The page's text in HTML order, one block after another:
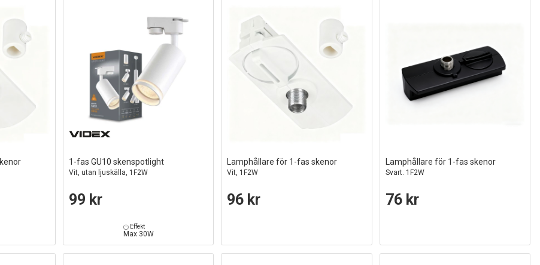
1-fas GU10 skenspotlight
Vit, utan ljuskälla, 1F2W
99 kr
Effekt
Max 30W
Lamphållare för 1-fas skenor
Vit, 1F2W
96 kr
Lamphållare för 1-fas skenor
Svart. 1F2W
76 kr